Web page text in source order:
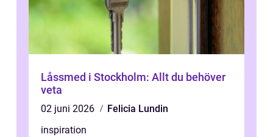
Låssmed i Stockholm: Allt du behöver
veta
02 juni 2026
Felicia Lundin
inspiration